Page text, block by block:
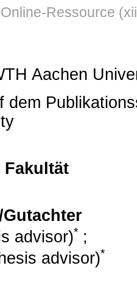
Ressource
Aachen
dem
Fakultät
advisor)* ;
advisor)*